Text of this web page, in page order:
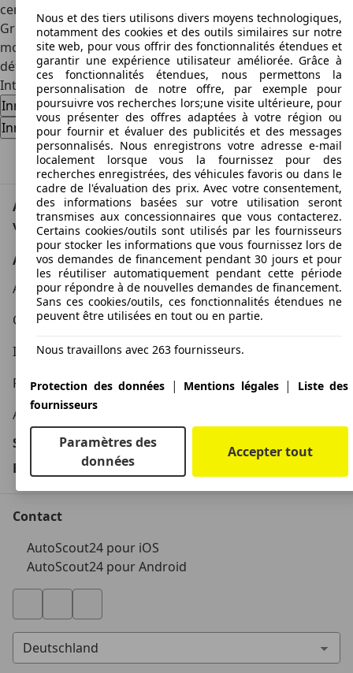
certains propriétaires. Après avoir été utilisée par le
Groupe Fiat Auto pour la commercialisation en Italie de ses
modèles produits à l'étranger, la marque Innocenti a été
définitivement retirée de la production en 1997.
Intéressé par l'Innocenti
Innocenti voiture d'occasionInnocenti nouvelle voiture
Innocenti offres concessionnaire
Haut
AutoScout24: la plus grande plateforme en ligne de
voitures en Europe
AutoScout24
A propos d'AutoScout24
Conditions d'utilisation
Informations légales
Protection des données
Accessibility Statement
Service
Espace Pro
Contact
AutoScout24 pour iOS
AutoScout24 pour Android
Nous et des tiers utilisons divers moyens technologiques,
notamment des cookies et des outils similaires sur notre
site web, pour vous offrir des fonctionnalités étendues et
garantir une expérience utilisateur améliorée. Grâce à
ces fonctionnalités étendues, nous permettons la
personnalisation de notre offre, par exemple pour
poursuivre vos recherches lors;une visite ultérieure, pour
vous présenter des offres adaptées à votre région ou
pour fournir et évaluer des publicités et des messages
personnalisés. Nous enregistrons votre adresse e-mail
localement lorsque vous la fournissez pour des
recherches enregistrées, des véhicules favoris ou dans le
cadre de l'évaluation des prix. Avec votre consentement,
des informations basées sur votre utilisation seront
transmises aux concessionnaires que vous contacterez.
Certains cookies/outils sont utilisés par les fournisseurs
pour stocker les informations que vous fournissez lors de
vos demandes de financement pendant 30 jours et pour
les réutiliser automatiquement pendant cette période
pour répondre à de nouvelles demandes de financement.
Sans ces cookies/outils, ces fonctionnalités étendues ne
peuvent être utilisées en tout ou en partie.
Nous travaillons avec 263 fournisseurs.
Protection des données | Mentions légales|
Liste des
fournisseurs
Paramètres des
données
Accepter tout